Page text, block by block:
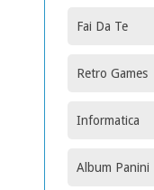
Fai Da Te
Retro Games
Informatica
Album Panini